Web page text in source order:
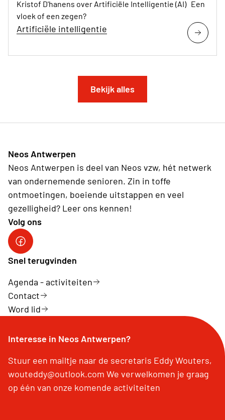
Kristof D'hanens over Artificiële Intelligentie (AI) Een
vloek of een zegen?
Artificiële intelligentie
Bekijk alles
Neos Antwerpen
Neos Antwerpen is deel van Neos vzw, hét netwerk
van ondernemende senioren. Zin in toffe
ontmoetingen, boeiende uitstappen en veel
gezelligheid? Leer ons kennen!
Volg ons
Facebookpagina Neos Antwerpen
Snel terugvinden
Agenda - activiteiten
Contact
Word lid
Interesse in Neos Antwerpen?
Stuur een mailtje naar de secretaris Eddy Wouters,
wouteddy@outlook.com We verwelkomen je graag
op één van onze komende activiteiten